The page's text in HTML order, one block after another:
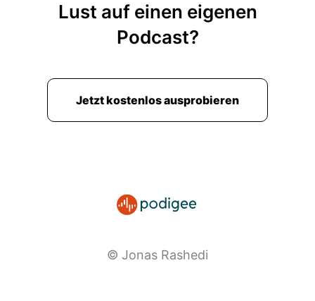
Lust auf einen eigenen
Podcast?
Jetzt kostenlos ausprobieren
© Jonas Rashedi